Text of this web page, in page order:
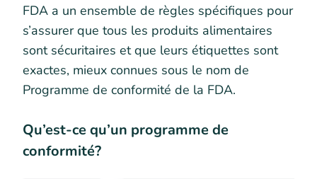
FDA a un ensemble de règles spécifiques pour
s’assurer que tous les produits alimentaires
sont sécuritaires et que leurs étiquettes sont
exactes, mieux connues sous le nom de
Programme de conformité de la FDA.
Qu’est-ce qu’un programme de
conformité?